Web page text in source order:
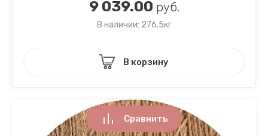
9 039.00 руб.
В наличии: 276.5кг
В корзину
Сравнить